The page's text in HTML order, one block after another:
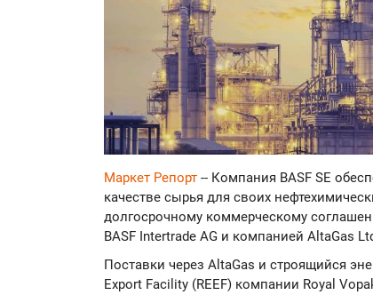
Маркет Репорт -- Компания BASF SE
качестве сырья для своих
долгосрочному коммерческому
BASF Intertrade AG и компанией AltaGas
Поставки через AltaGas и строящийся
Export Facility (REEF) компании Royal